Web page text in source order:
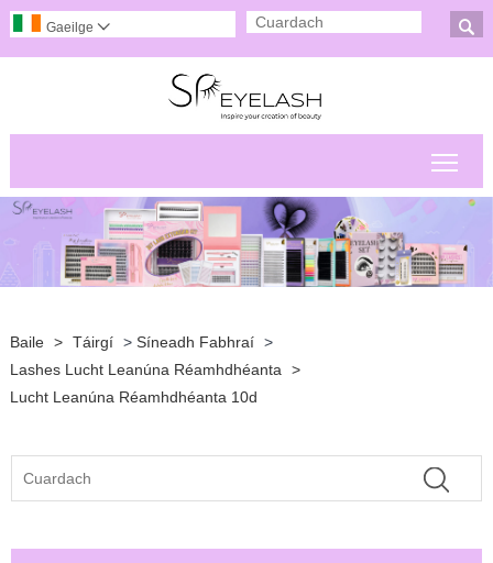

Gaeilge 
Baile > Táirgí > Síneadh Fabhraí >
Lashes Lucht Leanúna Réamhdhéanta >
Lucht Leanúna Réamhdhéanta 10d